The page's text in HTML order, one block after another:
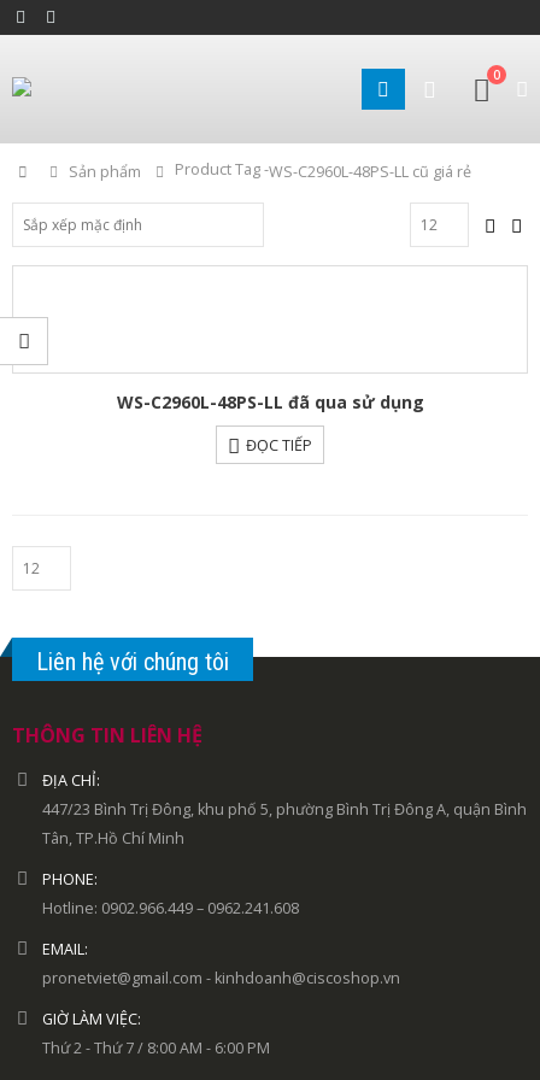
0
Home
Sản phẩm Product Tag -WS-C2960L-48PS-LL cũ giá rẻ
WS-C2960L-48PS-LL đã qua sử dụng
ĐỌC TIẾP
Liên hệ với chúng tôi
THÔNG TIN LIÊN HỆ
ĐỊA CHỈ:
447/23 Bình Trị Đông, khu phố 5, phường Bình Trị Đông A, quận Bình
Tân, TP.Hồ Chí Minh
PHONE:
Hotline: 0902.966.449 – 0962.241.608
EMAIL:
pronetviet@gmail.com - kinhdoanh@ciscoshop.vn
GIỜ LÀM VIỆC:
Thứ 2 - Thứ 7 / 8:00 AM - 6:00 PM